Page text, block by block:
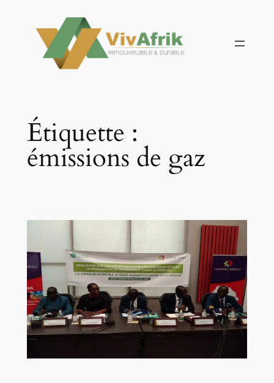
contenu
Étiquette :
émissions de gaz